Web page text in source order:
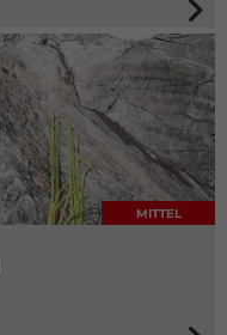
MITTEL